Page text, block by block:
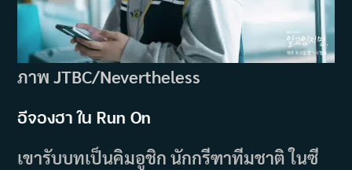
ภาพ JTBC/Nevertheless
อีจองฮา ใน Run On
เขารับบทเป็นคิมอูชิก นักกรีฑาทีมชาติ ในซี